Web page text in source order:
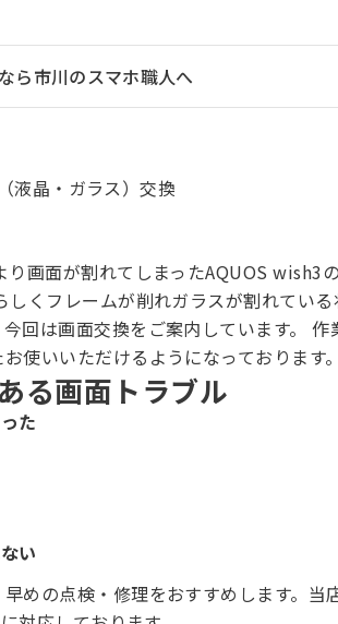
ら市川のスマホ職人へ
液晶・ガラス）交換
画面が割れてしまったAQUOS wish3
くフレームが削れガラスが割れてい
回は画面交換をご案内しています。 作
使いいただけるようになっております。
る画面トラブル
た
い
めの点検・修理をおすすめします。当